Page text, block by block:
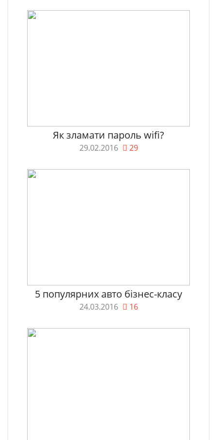
Як зламати пароль wifi?
29.02.2016 29
5 популярних авто бізнес-класу
24.03.2016 16